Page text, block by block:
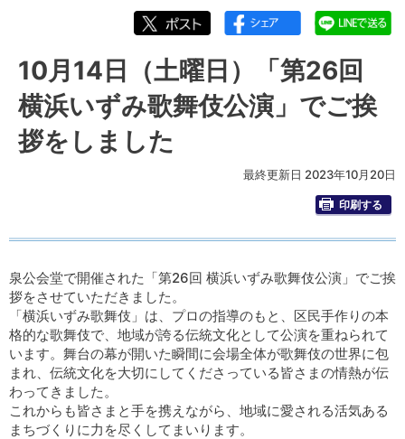
フォトダイアリー 2023年度
フォトダイアリー 2023年10月
10月14日（土曜日）「第26回 横浜いずみ歌舞伎公演」でご挨
拶をしました
10月14日（土曜日）「第26回
横浜いずみ歌舞伎公演」でご挨
拶をしました
最終更新日 2023年10月20日
印刷する
泉公会堂で開催された「第26回 横浜いずみ歌舞伎公演」でご挨
拶をさせていただきました。
「横浜いずみ歌舞伎」は、プロの指導のもと、区民手作りの本
格的な歌舞伎で、地域が誇る伝統文化として公演を重ねられて
います。舞台の幕が開いた瞬間に会場全体が歌舞伎の世界に包
まれ、伝統文化を大切にしてくださっている皆さまの情熱が伝
わってきました。
これからも皆さまと手を携えながら、地域に愛される活気ある
まちづくりに力を尽くしてまいります。